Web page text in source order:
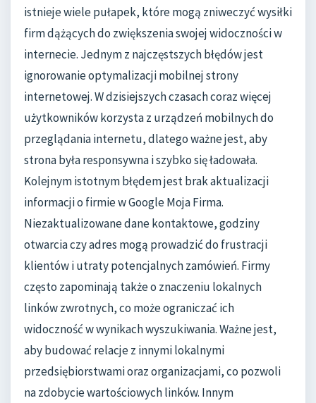
istnieje wiele pułapek, które mogą zniweczyć wysiłki
firm dążących do zwiększenia swojej widoczności w
internecie. Jednym z najczęstszych błędów jest
ignorowanie optymalizacji mobilnej strony
internetowej. W dzisiejszych czasach coraz więcej
użytkowników korzysta z urządzeń mobilnych do
przeglądania internetu, dlatego ważne jest, aby
strona była responsywna i szybko się ładowała.
Kolejnym istotnym błędem jest brak aktualizacji
informacji o firmie w Google Moja Firma.
Niezaktualizowane dane kontaktowe, godziny
otwarcia czy adres mogą prowadzić do frustracji
klientów i utraty potencjalnych zamówień. Firmy
często zapominają także o znaczeniu lokalnych
linków zwrotnych, co może ograniczać ich
widoczność w wynikach wyszukiwania. Ważne jest,
aby budować relacje z innymi lokalnymi
przedsiębiorstwami oraz organizacjami, co pozwoli
na zdobycie wartościowych linków. Innym